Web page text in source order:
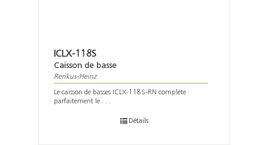
ICLX-118S
Caisson de basse
Renkus-Heinz
Le caisson de basses ICLX-118S-RN complète
parfaitement le . . .
Détails